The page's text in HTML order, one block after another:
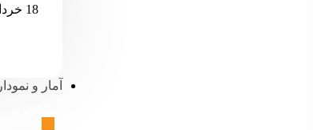
18 خرداد 1405
آمار و نمودار